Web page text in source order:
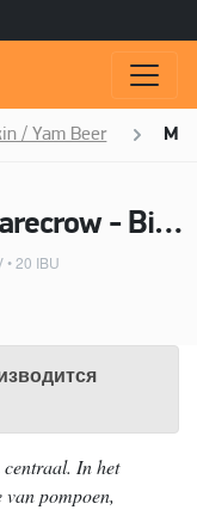
/ Yam Beer
Пиво Miss Scarecrow - Bird Brewery
• 20 IBU
centraal. In het
pompoen,